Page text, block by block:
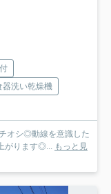
器洗い乾燥機
オシ◎動線を意識した
がります◎...
もっと見